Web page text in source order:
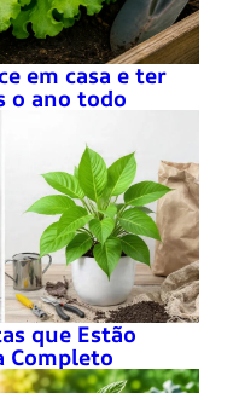
em casa e ter
o ano todo
que Estão
Completo